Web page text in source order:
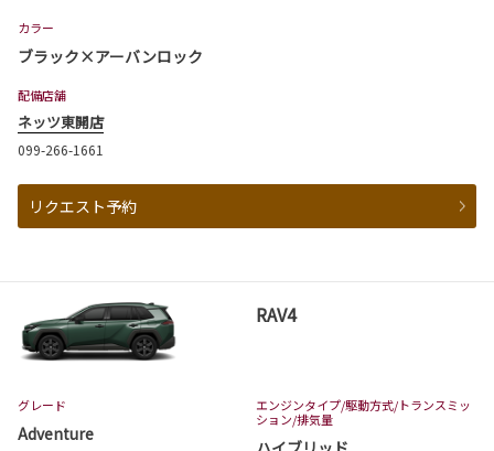
カラー
ブラック×アーバンロック
配備店舗
ネッツ東開店
099-266-1661
リクエスト予約
RAV4
グレード
Adventure
エンジンタイプ/駆動方式/トランスミッ
ション/排気量